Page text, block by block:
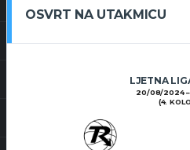
OSVRT NA UTAKMICU
LJETNA
20/08/2024
(4.